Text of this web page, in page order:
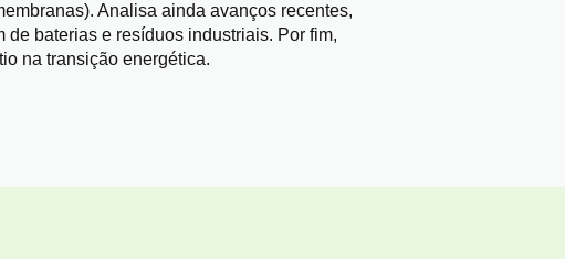
Analisa ainda avanços recentes,
baterias e resíduos industriais. Por fim,
na transição energética.